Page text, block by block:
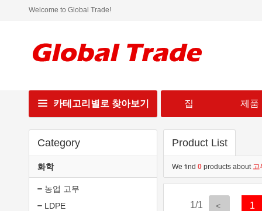
Welcome to Global Trade!
카테고리별로 찾아보기 집 제품
Category
화학
농업 고무
LDPE
Product List
We find 0 products about 고
1/1 1